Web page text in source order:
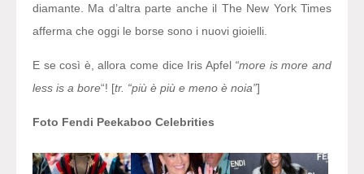
diamante. Ma d’altra parte anche il The New York Times
afferma che oggi le borse sono i nuovi gioielli.
E se così è, allora come dice Iris Apfel “more is more and
less is a bore“! [tr. “più è più e meno è noia”]
Foto Fendi Peekaboo Celebrities